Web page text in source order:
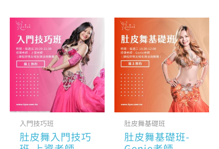
入門技巧班
肚皮舞入門技巧
肚皮舞基礎班
肚皮舞基礎班-